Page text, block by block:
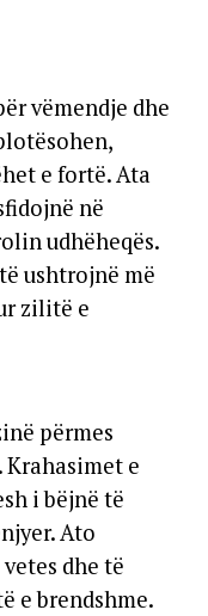
vëmendje dhe
e fortë. Ata
në
udhëheqës.
ushtrojnë më
zilitë e
përmes
Krahasimet e
i bëjnë të
Ato
dhe të
e brendshme.